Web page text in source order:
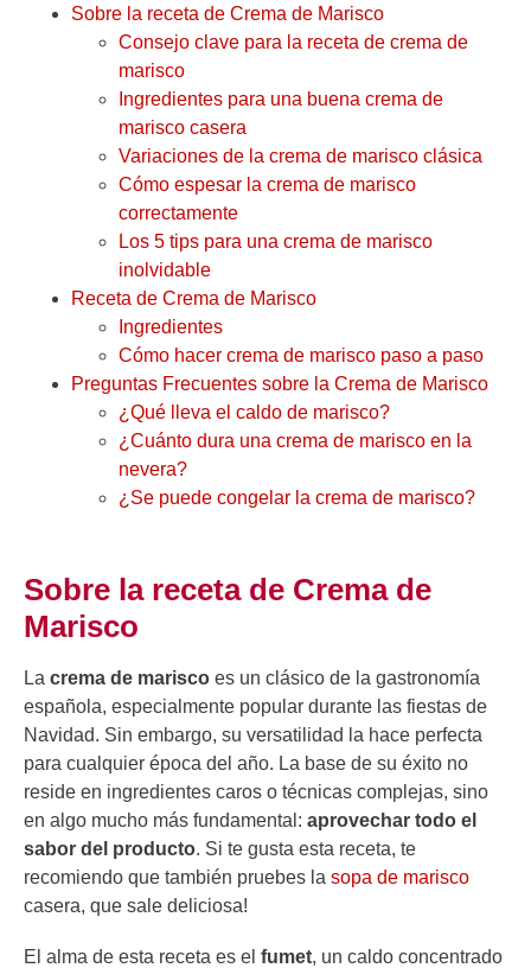
Sobre la receta de Crema de Marisco
Consejo clave para la receta de crema de
marisco
Ingredientes para una buena crema de
marisco casera
Variaciones de la crema de marisco clásica
Cómo espesar la crema de marisco
correctamente
Los 5 tips para una crema de marisco
inolvidable
Receta de Crema de Marisco
Ingredientes
Cómo hacer crema de marisco paso a paso
Preguntas Frecuentes sobre la Crema de Marisco
¿Qué lleva el caldo de marisco?
¿Cuánto dura una crema de marisco en la
nevera?
¿Se puede congelar la crema de marisco?
Sobre la receta de Crema de
Marisco
La crema de marisco es un clásico de la gastronomía
española, especialmente popular durante las fiestas de
Navidad. Sin embargo, su versatilidad la hace perfecta
para cualquier época del año. La base de su éxito no
reside en ingredientes caros o técnicas complejas, sino
en algo mucho más fundamental: aprovechar todo el
sabor del producto. Si te gusta esta receta, te
recomiendo que también pruebes la sopa de marisco
casera, que sale deliciosa!
El alma de esta receta es el fumet, un caldo concentrado